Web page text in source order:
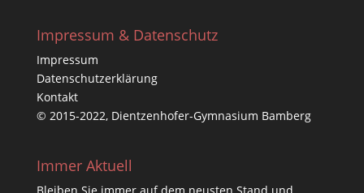
Impressum & Datenschutz
Impressum
Datenschutzerklärung
Kontakt
© 2015-2022, Dientzenhofer-Gymnasium Bamberg
Immer Aktuell